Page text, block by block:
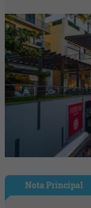
Nota Principal